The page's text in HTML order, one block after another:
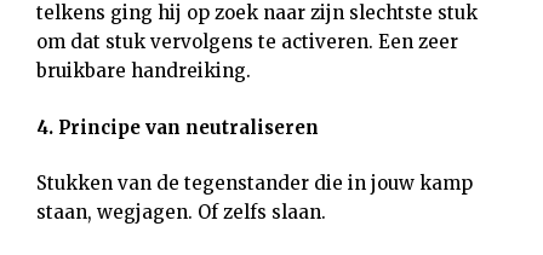
telkens ging hij op zoek naar zijn slechtste stuk
om dat stuk vervolgens te activeren. Een zeer
bruikbare handreiking.
4. Principe van neutraliseren
Stukken van de tegenstander die in jouw kamp
staan, wegjagen. Of zelfs slaan.